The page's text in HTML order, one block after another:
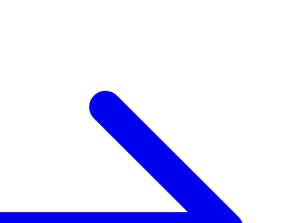
una nuova e profonda struttura
"Erminio".